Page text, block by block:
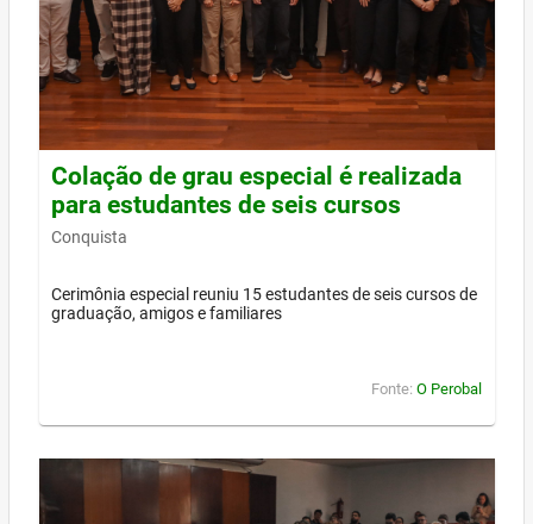
Colação de grau especial é realizada
para estudantes de seis cursos
Conquista
Cerimônia especial reuniu 15 estudantes de seis cursos de
graduação, amigos e familiares
Fonte: O Perobal